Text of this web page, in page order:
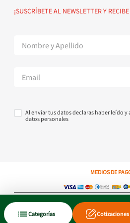
Categorías Cotizaciones
Suscribete al Newsletter
Superintendencia de Industria y
¡SUSCRÍBETE AL NEWSLETTER Y
Al enviar tus datos declaras haber leído
datos personales
MEDIOS DE
Copyright © 2023 JEN SA. Derechos